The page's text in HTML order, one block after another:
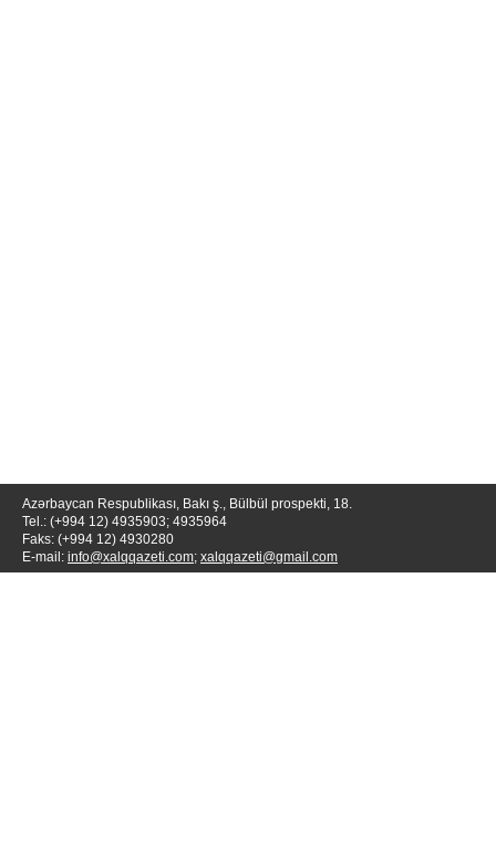
Azərbaycan Respublikası, Bakı ş., Bülbül prospekti, 18.
Tel.: (+994 12) 4935903; 4935964
Faks: (+994 12) 4930280
E-mail: info@xalqqazeti.com; xalqqazeti@gmail.com